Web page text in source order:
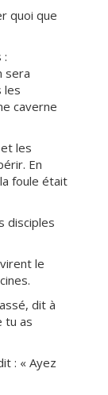
quoi que
:
sera
les
caverne
les
En
foule était
disciples
le
dit à
tu as
: « Ayez